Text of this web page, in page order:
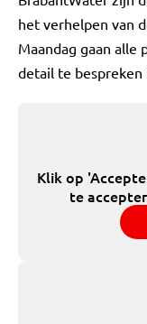
het verhelpen van
Maandag gaan
detail te bespreken
Klik op
te